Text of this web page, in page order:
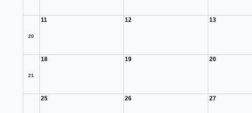
20
11 12 13
21
18 19 20
25 26 27